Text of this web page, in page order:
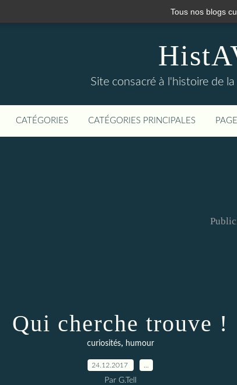
Tous nos blogs
Site consacré à l'histoire de
CATÉGORIES CATÉGORIES PRINCIPALES
Qui cherche trouve !
curiosités, humour
24.12.2017
Par G.Tell